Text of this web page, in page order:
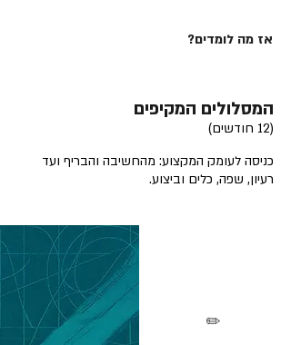
אז מה לומדים?
המסלולים המקיפים
(12 חודשים)
כניסה לעומק המקצוע: מהחשיבה והבריף ועד
רעיון, שפה, כלים וביצוע.
✏️